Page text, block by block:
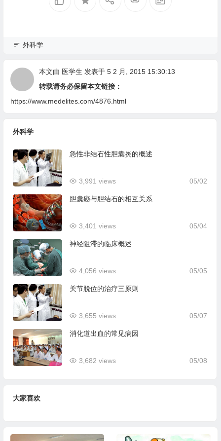
外科学
本文由 医学生 发表于 5 2 月, 2015 15:30:13
转载请务必保留本文链接：
https://www.medelites.com/4876.html
外科学
急性非结石性胆囊炎的概述
05/02
3,991 views
胆囊癌与胆结石的相互关系
05/04
3,401 views
神经阻滞的临床概述
05/05
4,056 views
关节脱位的治疗三原则
05/07
3,655 views
消化道出血的常见病因
05/08
3,682 views
大家喜欢